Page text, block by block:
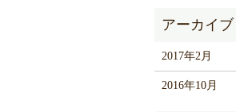
2017年2月
2016年10月